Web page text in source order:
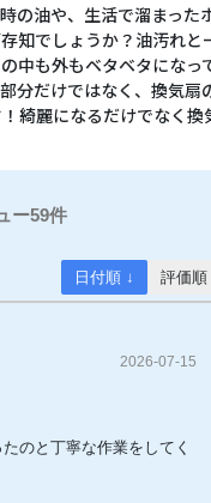
の油や、生活で溜まった
知でしょうか？油汚れと
中も外もベタベタになっ
分だけではなく、換気扇
綺麗になるだけでなく換
59件
日付順 ↓ 評価順
2026-07-15
のと丁寧な作業をしてく